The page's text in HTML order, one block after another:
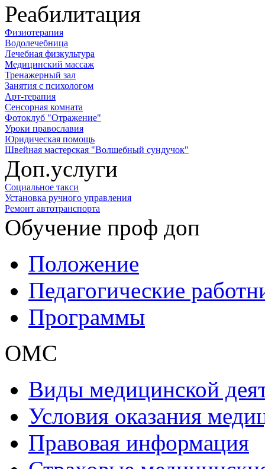
Реабилитация
Физиотерапия
Водолечебница
Лечебная физкультура
Медицинский массаж
Тренажерный зал
Занятия с психологом
Арт-терапия
Сенсорная комната
Фотоклуб "Отражение"
Уроки православия
Юридическая помощь
Швейная мастерская "Волшебный сундучок"
Доп.услуги
Социальное такси
Установка ручного управления
Ремонт автотранспорта
Обучение проф доп
Положение
Педагогические
Программы
ОМС
Виды медицинской
Условия оказания
Правовая информация